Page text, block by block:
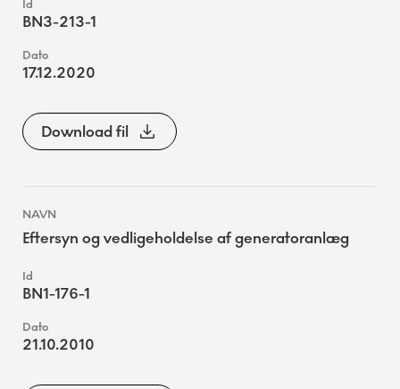
BN3-213-1
17.12.2020
Download fil
Eftersyn og vedligeholdelse af generatoranlæg
BN1-176-1
21.10.2010